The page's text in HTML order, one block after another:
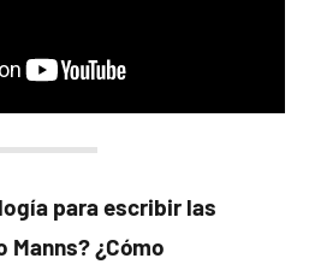
para escribir las
Manns? ¿Cómo